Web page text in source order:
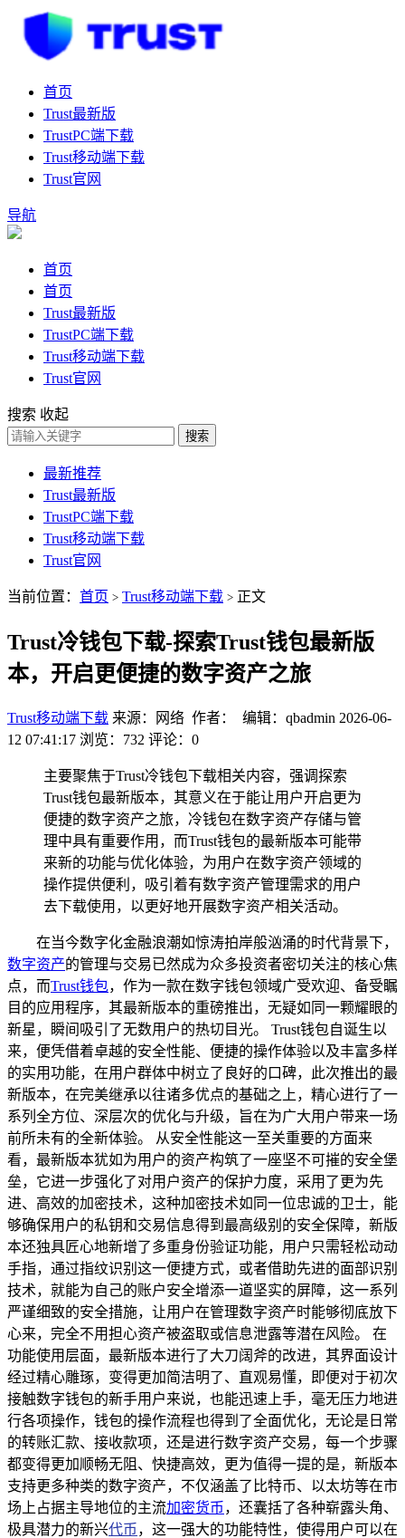
首页
Trust最新版
TrustPC端下载
Trust移动端下载
Trust官网
导航
首页
首页
Trust最新版
TrustPC端下载
Trust移动端下载
Trust官网
搜索 收起
搜索
最新推荐
Trust最新版
TrustPC端下载
Trust移动端下载
Trust官网
当前位置： 首页 > Trust移动端下载 > 正文
Trust冷钱包下载-探索Trust钱包最新版
本，开启更便捷的数字资产之旅
Trust移动端下载 来源：网络 作者： 编辑：qbadmin 2026-06-
12 07:41:17 浏览：732 评论：0
主要聚焦于Trust冷钱包下载相关内容，强调探索
Trust钱包最新版本，其意义在于能让用户开启更为
便捷的数字资产之旅，冷钱包在数字资产存储与管
理中具有重要作用，而Trust钱包的最新版本可能带
来新的功能与优化体验，为用户在数字资产领域的
操作提供便利，吸引着有数字资产管理需求的用户
去下载使用，以更好地开展数字资产相关活动。
在当今数字化金融浪潮如惊涛拍岸般汹涌的时代背景下，
数字资产的管理与交易已然成为众多投资者密切关注的核心焦
点，而Trust钱包，作为一款在数字钱包领域广受欢迎、备受瞩
目的应用程序，其最新版本的重磅推出，无疑如同一颗耀眼的
新星，瞬间吸引了无数用户的热切目光。 Trust钱包自诞生以
来，便凭借着卓越的安全性能、便捷的操作体验以及丰富多样
的实用功能，在用户群体中树立了良好的口碑，此次推出的最
新版本，在完美继承以往诸多优点的基础之上，精心进行了一
系列全方位、深层次的优化与升级，旨在为广大用户带来一场
前所未有的全新体验。 从安全性能这一至关重要的方面来
看，最新版本犹如为用户的资产构筑了一座坚不可摧的安全堡
垒，它进一步强化了对用户资产的保护力度，采用了更为先
进、高效的加密技术，这种加密技术如同一位忠诚的卫士，能
够确保用户的私钥和交易信息得到最高级别的安全保障，新版
本还独具匠心地新增了多重身份验证功能，用户只需轻松动动
手指，通过指纹识别这一便捷方式，或者借助先进的面部识别
技术，就能为自己的账户安全增添一道坚实的屏障，这一系列
严谨细致的安全措施，让用户在管理数字资产时能够彻底放下
心来，完全不用担心资产被盗取或信息泄露等潜在风险。 在
功能使用层面，最新版本进行了大刀阔斧的改进，其界面设计
经过精心雕琢，变得更加简洁明了、直观易懂，即便对于初次
接触数字钱包的新手用户来说，也能迅速上手，毫无压力地进
行各项操作，钱包的操作流程也得到了全面优化，无论是日常
的转账汇款、接收款项，还是进行数字资产交易，每一个步骤
都变得更加顺畅无阻、快捷高效，更为值得一提的是，新版本
支持更多种类的数字资产，不仅涵盖了比特币、以太坊等在市
场上占据主导地位的主流加密货币 ，还囊括了各种崭露头角、
极具潜力的新兴代币 ，这一强大的功能特性，使得用户可以在